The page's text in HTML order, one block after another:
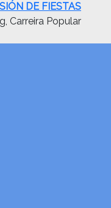
DE FIESTAS
Carreira Popular